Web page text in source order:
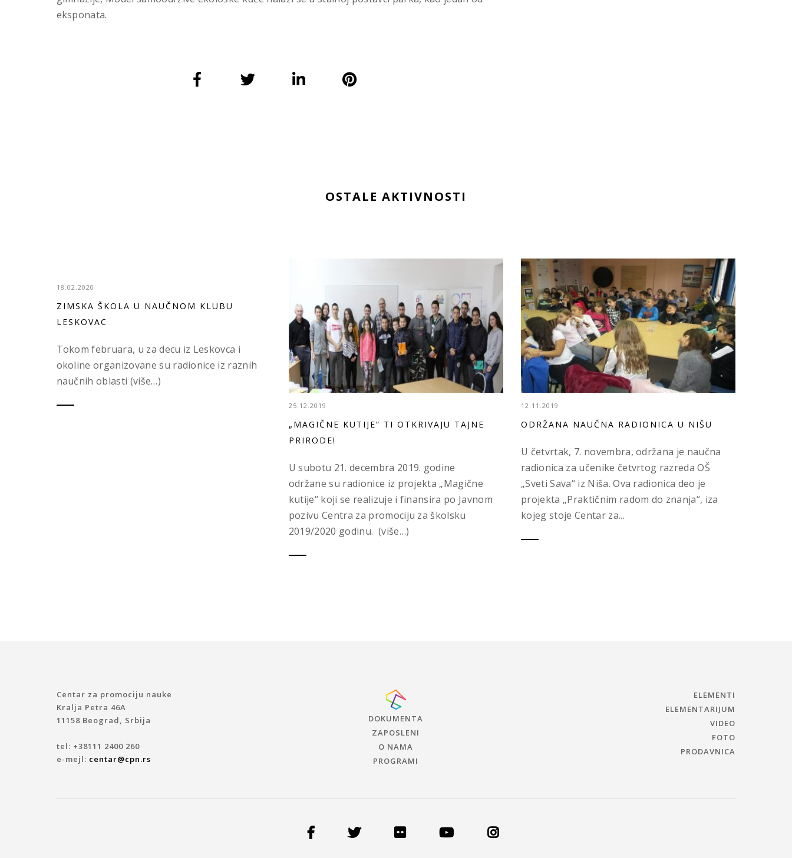
eksponata.
OSTALE AKTIVNOSTI
18.02.2020
ZIMSKA ŠKOLA U NAUČNOM KLUBU
LESKOVAC
Tokom februara, u za decu iz Leskovca i
okoline organizovane su radionice iz raznih
naučnih oblasti (više…)
25.12.2019
„MAGIČNE KUTIJE“ TI OTKRIVAJU TAJNE
PRIRODE!
U subotu 21. decembra 2019. godine
održane su radionice iz projekta „Magične
kutije“ koji se realizuje i finansira po Javnom
pozivu Centra za promociju za školsku
2019/2020 godinu. (više…)
12.11.2019
ODRŽANA NAUČNA RADIONICA U NIŠU
U četvrtak, 7. novembra, održana je naučna
radionica za učenike četvrtog razreda OŠ
„Sveti Sava“ iz Niša. Ova radionica deo je
projekta „Praktičnim radom do znanja“, iza
kojeg stoje Centar za...
Centar za promociju nauke
Kralja Petra 46A
11158 Beograd, Srbija
tel: +38111 2400 260
e-mejl: centar@cpn.rs
DOKUMENTA
ZAPOSLENI
O NAMA
PROGRAMI
ELEMENTI
ELEMENTARIJUM
VIDEO
FOTO
PRODAVNICA